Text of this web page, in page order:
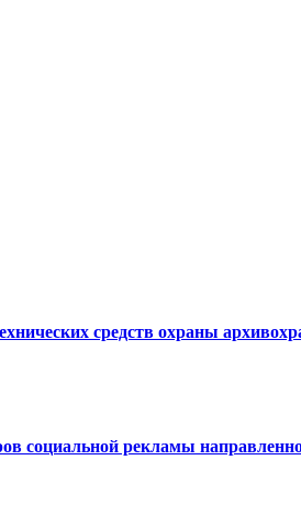
средств охраны
социальной рекламы